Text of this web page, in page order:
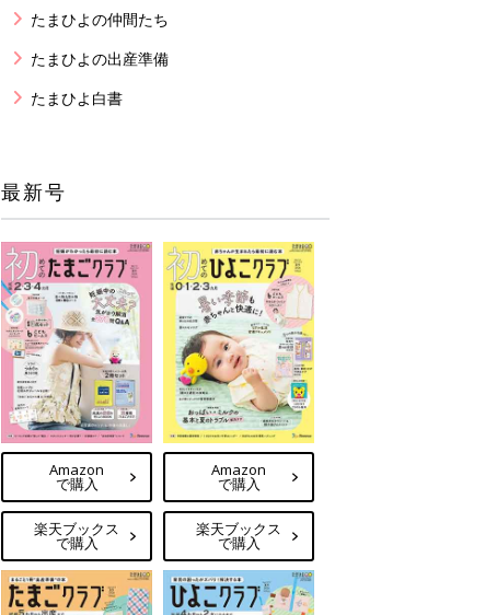
たまひよの仲間たち
たまひよの出産準備
たまひよ白書
最新号
Amazon
で購入
楽天ブックス
で購入
Amazon
で購入
楽天ブックス
で購入